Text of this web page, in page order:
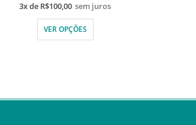
3x de R$100,00 sem juros
VER OPÇÕES